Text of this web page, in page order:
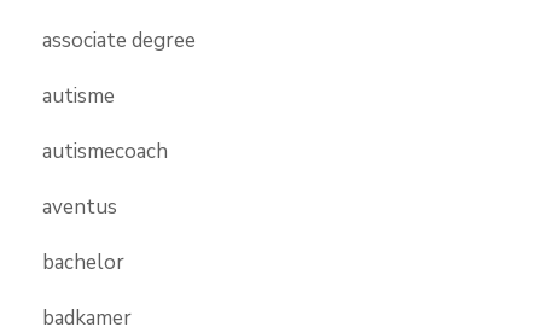
associate degree
autisme
autismecoach
aventus
bachelor
badkamer